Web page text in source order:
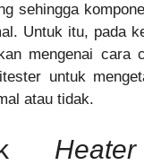
sehingga
Untuk itu, pada
mengenai cara
untuk
atau tidak.
Heater